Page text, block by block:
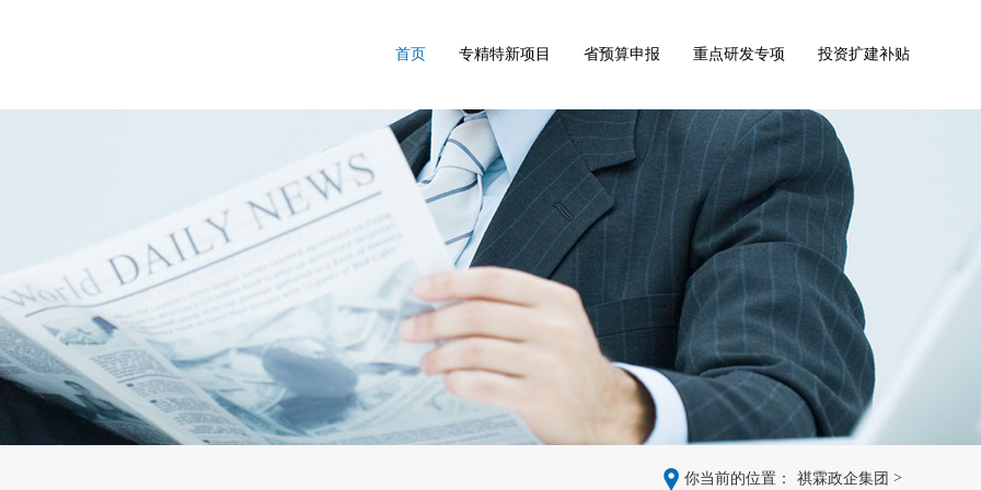
首页 专精特新项目 省预算申报 重点研发专项 投资扩建补贴
你当前的位置： 祺霖政企集团 >